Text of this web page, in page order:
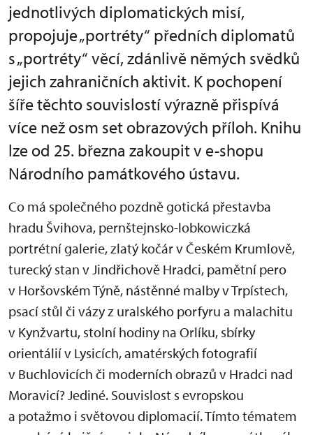
jednotlivých diplomatických misí,
propojuje „portréty“ předních diplomatů
s „portréty“ věcí, zdánlivě němých svědků
jejich zahraničních aktivit. K pochopení
šíře těchto souvislostí výrazně přispívá
více než osm set obrazových příloh. Knihu
lze od 25. března zakoupit v e-shopu
Národního památkového ústavu.
Co má společného pozdně gotická přestavba
hradu Švihova, pernštejnsko-lobkowiczká
portrétní galerie, zlatý kočár v Českém Krumlově,
turecký stan v Jindřichově Hradci, pamětní pero
v Horšovském Týně, nástěnné malby v Trpístech,
psací stůl či vázy z uralského porfyru a malachitu
v Kynžvartu, stolní hodiny na Orlíku, sbírky
orientálií v Lysicích, amatérských fotografií
v Buchlovicích či moderních obrazů v Hradci nad
Moravicí? Jediné. Souvislost s evropskou
a potažmo i světovou diplomacií. Tímto tématem